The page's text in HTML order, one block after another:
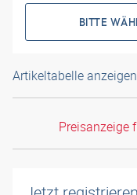
BITTE
Artikeltabelle anzeigen
Preisanzeige